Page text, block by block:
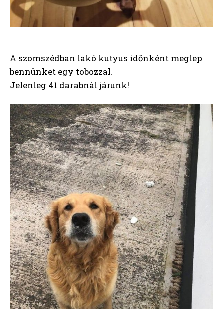
A szomszédban lakó kutyus időnként meglep
bennünket egy tobozzal.
Jelenleg 41 darabnál járunk!